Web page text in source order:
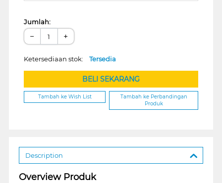
Jumlah:
− +
Ketersediaan stok: Tersedia
BELI SEKARANG
Tambah ke Wish List
Tambah ke Perbandingan
Produk
Description
Overview Produk